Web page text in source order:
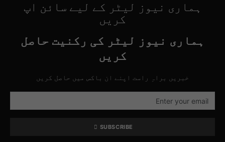
ہماری نیوز لیٹر کے لیے سائن اپ
کریں
ہماری نیوز لیٹر کی رکنیت حاصل
کریں
خبریں براہِ راست اپنے ان باکس میں حاصل کریں
SUBSCRIBE